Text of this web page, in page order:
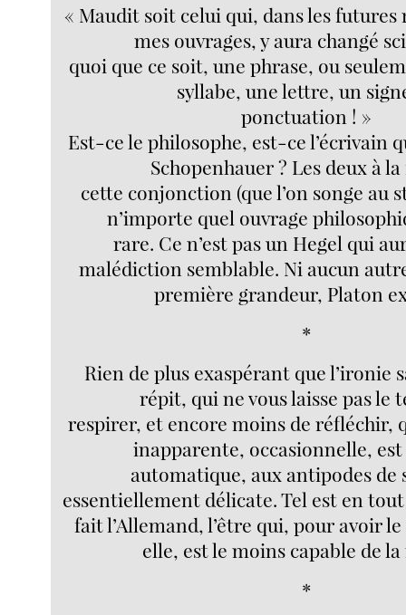
« Maudit soit celui qui, dans les futures
mes ouvrages, y aura changé
quoi que ce soit, une phrase, ou
syllabe, une lettre, un
ponctuation ! »
Est-ce le philosophe, est-ce l’écrivain
Schopenhauer ? Les deux à
cette conjonction (que l’on songe au
n’importe quel ouvrage
rare. Ce n’est pas un Hegel qui
malédiction semblable. Ni aucun
première grandeur, Platon
*
Rien de plus exaspérant que l’ironie
répit, qui ne vous laisse pas le
respirer, et encore moins de réfléchir,
inapparente, occasionnelle, est
automatique, aux antipodes de
essentiellement délicate. Tel est en tout
fait l’Allemand, l’être qui, pour avoir
elle, est le moins capable de
*